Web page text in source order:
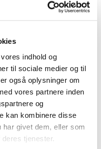
indhold og
til sociale medier og til
også oplysninger om
vores partnere inden
og
kan kombinere disse
har givet dem, eller som
tjenester.